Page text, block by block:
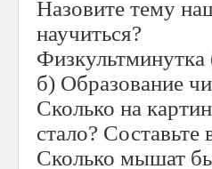
Назовите тему
научиться?
Физкультминутка
б) Образование
Сколько на
стало?
Сколько мышат